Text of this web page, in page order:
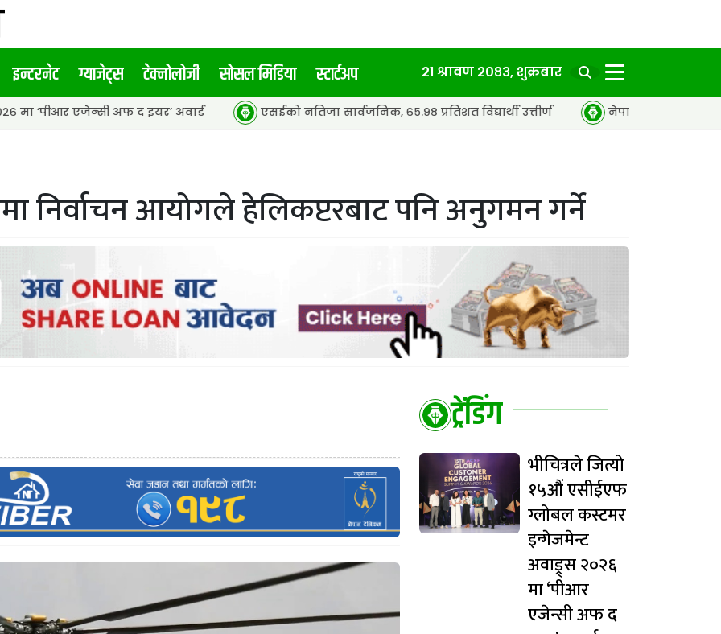
इन्टरनेट ग्याजेट्स टेक्नोलोजी सोसल मिडिया स्टार्टअप २१ श्रावण २०८३, शुक्रबार
अफ द इयर’ अवार्ड एसईको नतिजा सार्वजनिक, ६५.९८ प्रतिशत विद्यार्थी उत्तीर्ण नेपाल टेलिकमको अवरुद्ध सेवा पुनः
निर्वाचन आयोगले हेलिकप्टरबाट पनि अनुगमन गर्ने
ट्रेंडिंग
भीचित्रले जित्यो
१५औं एसीईएफ
ग्लोबल कस्टमर
इन्गेजमेन्ट
अवाड्र्स २०२६
मा ‘पीआर
एजेन्सी अफ द